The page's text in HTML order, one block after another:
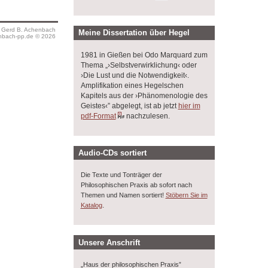
B. Achenbach
pp.de © 2026
Meine Dissertation über Hegel
1981 in Gießen bei Odo Marquard zum
Thema „›Selbstverwirklichung‹ oder
›Die Lust und die Notwendigkeit‹.
Amplifikation eines Hegelschen
Kapitels aus der ›Phänomenologie des
Geistes‹” abgelegt, ist ab jetzt hier im
pdf-Format
nachzulesen.
Audio-CDs sortiert
Die Texte und Tonträger der
Philosophischen Praxis ab sofort nach
Themen und Namen sortiert! Stöbern Sie im
Katalog.
Unsere Anschrift
„Haus der philosophischen Praxis”